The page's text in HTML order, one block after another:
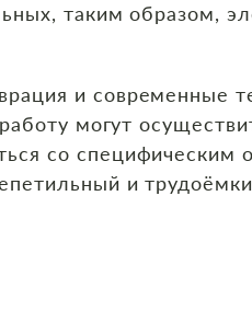
таким образом,
и современные
могут
со специфическим
и